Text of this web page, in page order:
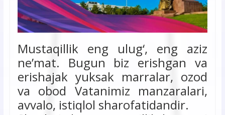
Mustaqillik eng ulug‘, eng aziz
ne’mat. Bugun biz erishgan va
erishajak yuksak marralar, ozod
va obod Vatanimiz manzaralari,
avvalo, istiqlol sharofatidandir.